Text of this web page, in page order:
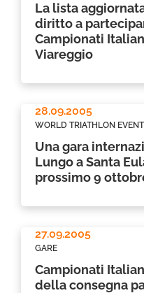
La lista
diritto a
Campionati
Viareggio
28.09.2005
WORLD TRIATHLON EVENT
Una gara
Lungo a Santa
prossimo 9
27.09.2005
GARE
Campionati
della consegna